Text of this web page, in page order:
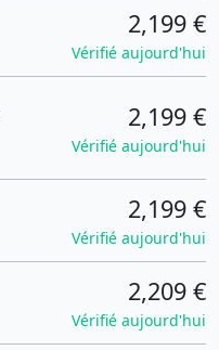
2,199 €
Vérifié aujourd'hui
2,199 €
Vérifié aujourd'hui
2,199 €
Vérifié aujourd'hui
2,209 €
Vérifié aujourd'hui